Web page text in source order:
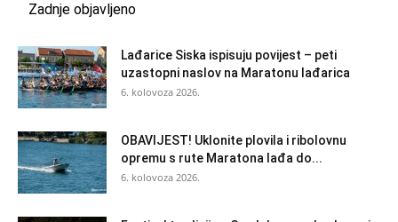
Zadnje objavljeno
Lađarice Siska ispisuju povijest – peti
uzastopni naslov na Maratonu lađarica
6. kolovoza 2026.
OBAVIJEST! Uklonite plovila i ribolovnu
opremu s rute Maratona lađa do...
6. kolovoza 2026.